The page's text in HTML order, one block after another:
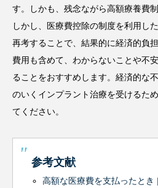
す。しかも、残念ながら高額療養費
しかし、医療費控除の制度を利用し
再考することで、結果的に経済的負
費用も含めて、わからないことや不
ることをおすすめします。経済的な
のいくインプラント治療を受けるた
てください。
参考文献
高額な医療費を支払ったとき